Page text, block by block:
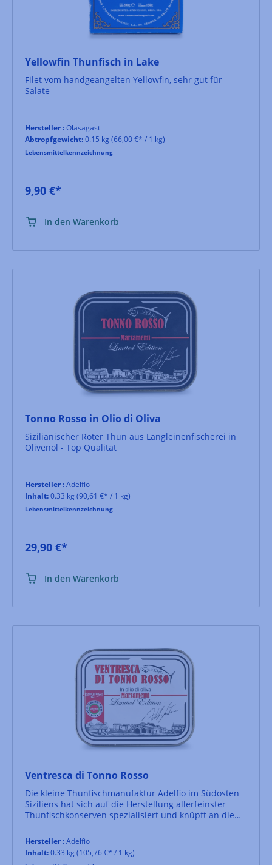
Yellowfin Thunfisch in Lake
Filet vom handgeangelten Yellowfin, sehr gut für
Salate
Hersteller :Olasagasti
Abtropfgewicht:0.15 kg (66,00 €* / 1 kg)
Lebensmittelkennzeichnung
9,90 €*
In den Warenkorb
Tonno Rosso in Olio di Oliva
Sizilianischer Roter Thun aus Langleinenfischerei in
Olivenöl - Top Qualität
Hersteller :Adelfio
Inhalt:0.33 kg (90,61 €* / 1 kg)
Lebensmittelkennzeichnung
29,90 €*
In den Warenkorb
Ventresca di Tonno Rosso
Die kleine Thunfischmanufaktur Adelfio im Südosten
Siziliens hat sich auf die Herstellung allerfeinster
Thunfischkonserven spezialisiert und knüpft an die
der Küste Siziliens gefangene Thunfisch wird in reiner
Handarbeit in der Manufaktur verarbeitet und
veredelt.Hier nun das Edelstück des Roten Thuns
Hersteller :Adelfio
Inhalt:0.33 kg (105,76 €* / 1 kg)